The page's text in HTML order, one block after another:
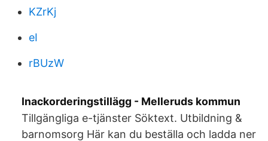
KZrKj
eI
rBUzW
Inackorderingstillägg - Melleruds kommun
Tillgängliga e-tjänster Söktext. Utbildning &
barnomsorg Här kan du beställa och ladda ner